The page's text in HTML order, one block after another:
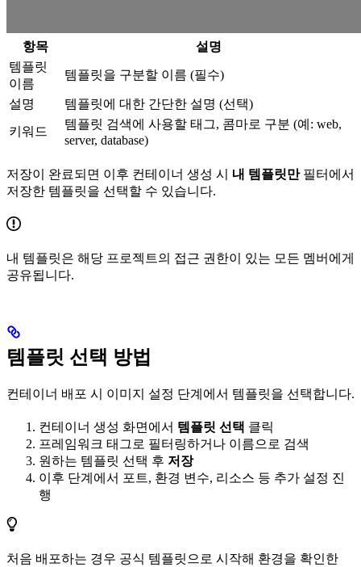
항목
설명
템플릿
이름
템플릿을 구분할 이름 (필수)
설명
템플릿에 대한 간단한 설명 (선택)
키워드
템플릿 검색에 사용할 태그, 콤마로 구분 (예: web,
server, database)
저장이 완료되면 이후 컨테이너 생성 시 내 템플릿만필터에서
저장한 템플릿을 선택할 수 있습니다.
내 템플릿은 해당 프로젝트의 접근 권한이 있는 모든 멤버에게
공유됩니다.
템플릿 선택 방법
컨테이너 배포 시 이미지 설정 단계에서 템플릿을 선택합니다.
컨테이너 생성 화면에서 템플릿 선택 클릭
프레임워크 태그로 필터링하거나 이름으로 검색
원하는 템플릿 선택 후 저장
이후 단계에서 포트, 환경 변수, 리소스 등 추가 설정 진
행
처음 배포하는 경우 공식 템플릿으로 시작해 환경을 확인한